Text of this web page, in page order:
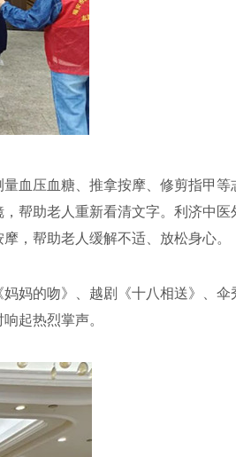
压血糖、推拿按摩、修剪指甲等
帮助老人重新看清文字。利济中医
，帮助老人缓解不适、放松身心。
妈的吻》、越剧《十八相送》、伞
起热烈掌声。